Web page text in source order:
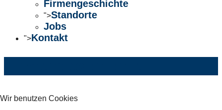
Firmengeschichte
">Standorte
Jobs
">Kontakt
Wir benutzen Cookies